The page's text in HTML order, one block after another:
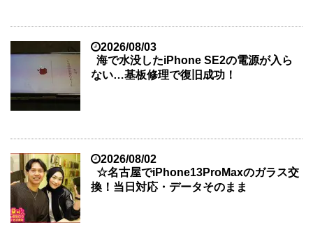
2026/08/03
海で水没したiPhone SE2の電源が入ら
ない…基板修理で復旧成功！
2026/08/02
☆名古屋でiPhone13ProMaxのガラス交
換！当日対応・データそのまま